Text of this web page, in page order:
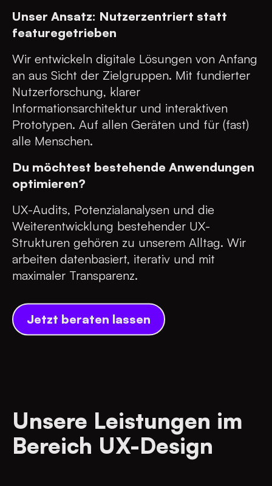
Unser Ansatz: Nutzerzentriert statt
featuregetrieben
Wir entwickeln digitale Lösungen von Anfang
an aus Sicht der Zielgruppen. Mit fundierter
Nutzerforschung, klarer
Informationsarchitektur und interaktiven
Prototypen. Auf allen Geräten und für (fast)
alle Menschen.
Du möchtest bestehende Anwendungen
optimieren?
UX-Audits, Potenzialanalysen und die
Weiterentwicklung bestehender UX-
Strukturen gehören zu unserem Alltag. Wir
arbeiten datenbasiert, iterativ und mit
maximaler Transparenz.
Jetzt beraten lassen
Unsere Leistungen im
Bereich UX-Design